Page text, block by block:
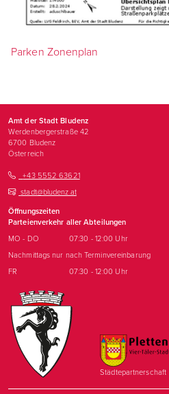
Parken Zonenplan
Amt der Stadt Bludenz
Werdenbergerstraße 42
6700 Bludenz
Österreich
+43 5552 63621
stadt@bludenz.at
Öffnungszeiten
Parteienverkehr aller Abteilungen
MO - DO
07:30 - 12:00 Uhr
Nachmittags nur nach Terminvereinbarung
FR
07:30 - 12:00 Uhr
Städtepartnerschaft